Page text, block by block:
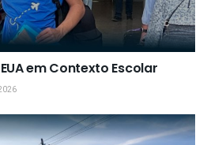
em Contexto Escolar